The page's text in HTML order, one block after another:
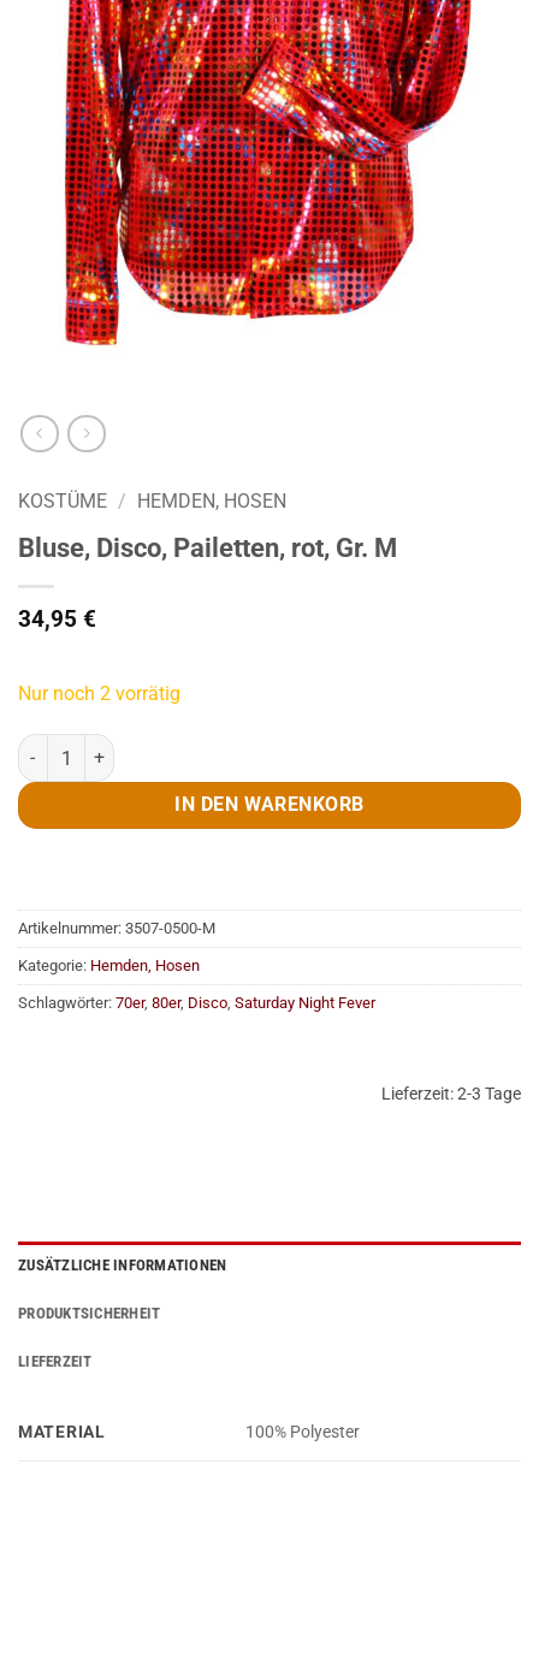
KOSTÜME / HEMDEN, HOSEN
Bluse, Disco, Pailetten, rot, Gr. M
34,95 €
Nur noch 2 vorrätig
Bluse, Disco, Pailetten, rot, Gr. M Menge
IN DEN WARENKORB
Artikelnummer: 3507-0500-M
Kategorie: Hemden, Hosen
Schlagwörter: 70er, 80er, Disco, Saturday Night Fever
Lieferzeit:2-3 Tage
ZUSÄTZLICHE INFORMATIONEN
PRODUKTSICHERHEIT
LIEFERZEIT
MATERIAL 100% Polyester